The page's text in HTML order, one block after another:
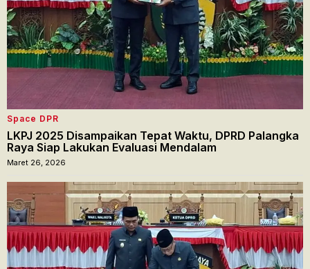
Space DPR
LKPJ 2025 Disampaikan Tepat Waktu, DPRD Palangka
Raya Siap Lakukan Evaluasi Mendalam
Maret 26, 2026